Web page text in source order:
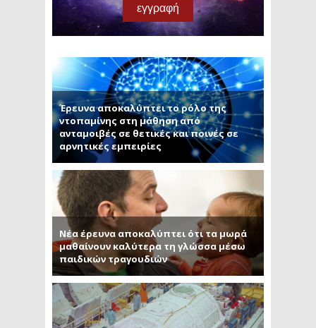
Έρευνα αποκαλύπτει το ρόλο της
ντοπαμίνης στη μάθηση από
ανταμοιβές σε θετικές και ποινές σε
αρνητικές εμπειρίες
Νέα έρευνα αποκαλύπτει ότι τα μωρά
μαθαίνουν καλύτερα τη γλώσσα μέσω
παιδικών τραγουδιών